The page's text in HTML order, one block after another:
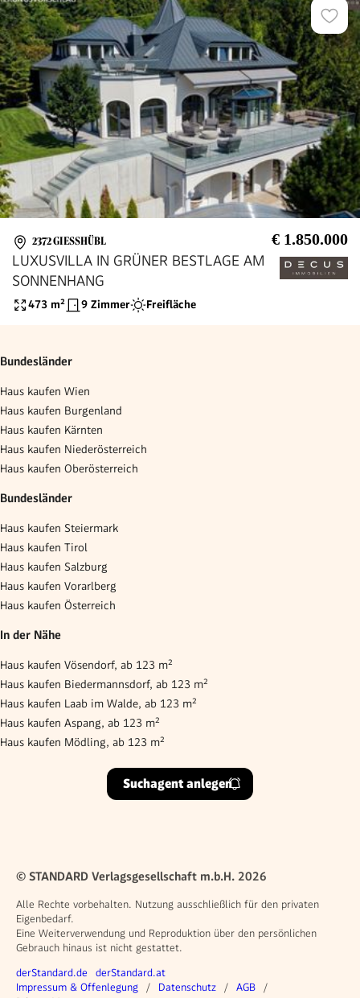
2372 GIESSHÜBL € 1.850.000
LUXUSVILLA IN GRÜNER BESTLAGE AM
SONNENHANG
473 m² 9 Zimmer Freifläche
Bundesländer
Haus kaufen Wien
Haus kaufen Burgenland
Haus kaufen Kärnten
Haus kaufen Niederösterreich
Haus kaufen Oberösterreich
Bundesländer
Haus kaufen Steiermark
Haus kaufen Tirol
Haus kaufen Salzburg
Haus kaufen Vorarlberg
Haus kaufen Österreich
In der Nähe
Haus kaufen Vösendorf, ab 123 m²
Haus kaufen Biedermannsdorf, ab 123 m²
Haus kaufen Laab im Walde, ab 123 m²
Haus kaufen Aspang, ab 123 m²
Haus kaufen Mödling, ab 123 m²
Suchagent anlegen
© STANDARD Verlagsgesellschaft m.b.H. 2026
Alle Rechte vorbehalten. Nutzung ausschließlich für den privaten
Eigenbedarf.
Eine Weiterverwendung und Reproduktion über den persönlichen
Gebrauch hinaus ist nicht gestattet.
Weitere Angebote
derStandard.de derStandard.at
Rechtliches
Impressum & Offenlegung Datenschutz
AGB